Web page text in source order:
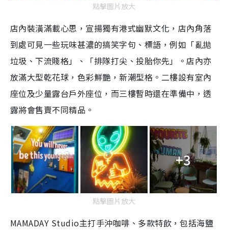
點擊圖片放大
店內裝潢滿載心思，宣揚獨有港式幽默文化，店內角落
到處可見一些玩味甚濃的搞笑字句、標語，例如「亂拋
垃圾、下流賤格」、「排隊打尖、投胎你先」。店內亦
放滿大型乾花球，色彩鮮艷，新潮型格。二樓設有室內
座位及少量露台戶外座位，而三樓暫時還在準備中，透
露將會售賣不同精品。
+3
點擊圖片放大
MAMADAY Studio主打手沖咖啡、多款特飲，包括海鹽